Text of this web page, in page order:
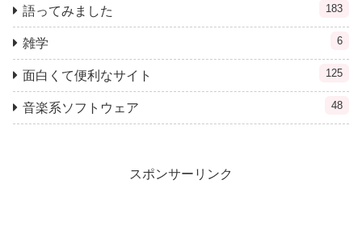
語ってみました 183
雑学 6
面白くて便利なサイト 125
音楽系ソフトウェア 48
スポンサーリンク